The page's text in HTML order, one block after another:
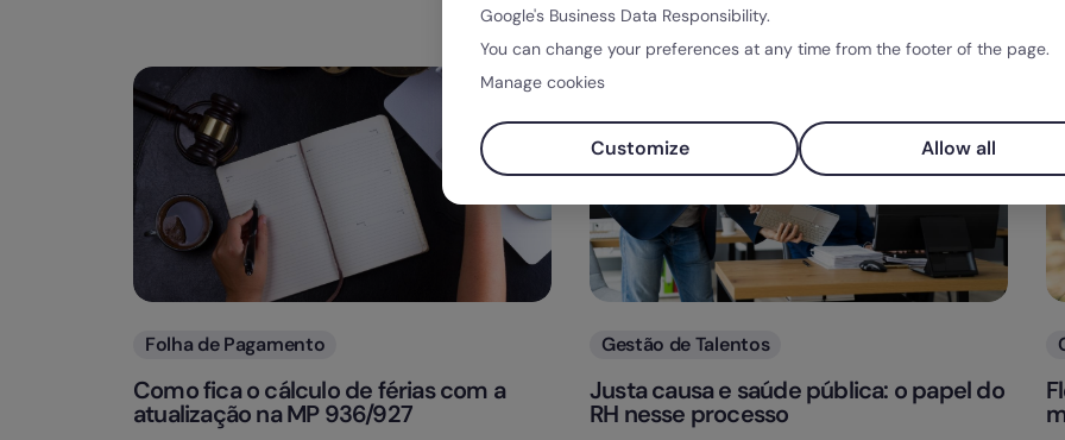
Categorias
Folha de Pagamento
Como fica o cálculo de férias com a
atualização na MP 936/927
Categorias
Gestão de Talentos
Justa causa e saúde pública: o papel do
RH nesse processo
Google's Business Data Responsibility.
You can change your preferences at any time from the footer of the page.
Manage cookies
Customize Allow all